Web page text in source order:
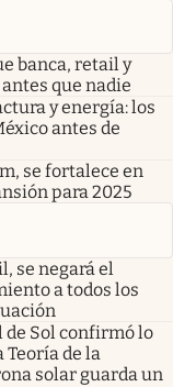
banca, retail y
que nadie
y energía: los
antes de
se fortalece en
para 2025
se negará el
a todos los
de Sol confirmó lo
de la
solar guarda un